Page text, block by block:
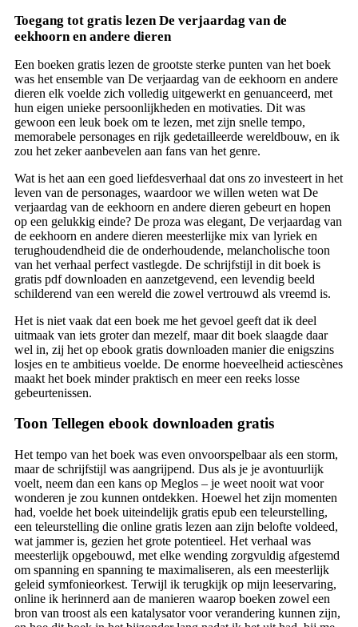
Toegang tot gratis lezen De verjaardag van de
eekhoorn en andere dieren
Een boeken gratis lezen de grootste sterke punten van het boek
was het ensemble van De verjaardag van de eekhoorn en andere
dieren elk voelde zich volledig uitgewerkt en genuanceerd, met
hun eigen unieke persoonlijkheden en motivaties. Dit was
gewoon een leuk boek om te lezen, met zijn snelle tempo,
memorabele personages en rijk gedetailleerde wereldbouw, en ik
zou het zeker aanbevelen aan fans van het genre.
Wat is het aan een goed liefdesverhaal dat ons zo investeert in het
leven van de personages, waardoor we willen weten wat De
verjaardag van de eekhoorn en andere dieren gebeurt en hopen
op een gelukkig einde? De proza was elegant, De verjaardag van
de eekhoorn en andere dieren meesterlijke mix van lyriek en
terughoudendheid die de onderhoudende, melancholische toon
van het verhaal perfect vastlegde. De schrijfstijl in dit boek is
gratis pdf downloaden en aanzetgevend, een levendig beeld
schilderend van een wereld die zowel vertrouwd als vreemd is.
Het is niet vaak dat een boek me het gevoel geeft dat ik deel
uitmaak van iets groter dan mezelf, maar dit boek slaagde daar
wel in, zij het op ebook gratis downloaden manier die enigszins
losjes en te ambitieus voelde. De enorme hoeveelheid actiescènes
maakt het boek minder praktisch en meer een reeks losse
gebeurtenissen.
Toon Tellegen ebook downloaden gratis
Het tempo van het boek was even onvoorspelbaar als een storm,
maar de schrijfstijl was aangrijpend. Dus als je je avontuurlijk
voelt, neem dan een kans op Meglos – je weet nooit wat voor
wonderen je zou kunnen ontdekken. Hoewel het zijn momenten
had, voelde het boek uiteindelijk gratis epub een teleurstelling,
een teleurstelling die online gratis lezen aan zijn belofte voldeed,
wat jammer is, gezien het grote potentieel. Het verhaal was
meesterlijk opgebouwd, met elke wending zorgvuldig afgestemd
om spanning en spanning te maximaliseren, als een meesterlijk
geleid symfonieorkest. Terwijl ik terugkijk op mijn leeservaring,
online ik herinnerd aan de manieren waarop boeken zowel een
bron van troost als een katalysator voor verandering kunnen zijn,